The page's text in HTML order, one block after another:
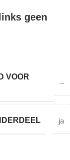
geen
VOOR
–
ja